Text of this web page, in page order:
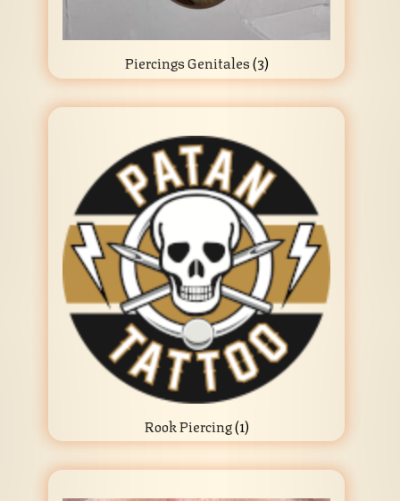
Piercings Genitales(3)
Rook Piercing(1)